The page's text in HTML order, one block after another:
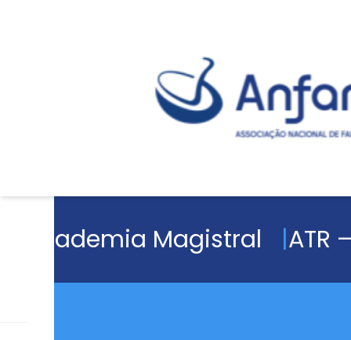
Academia Magistral ATR